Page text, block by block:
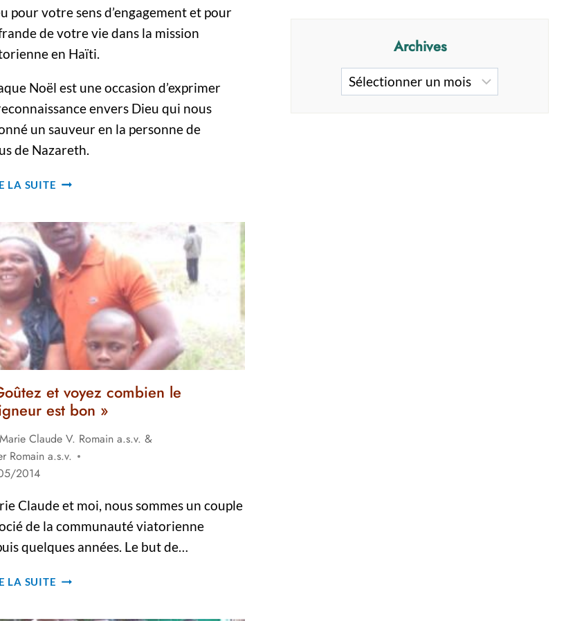
pour votre sens d’engagement et pour
de votre vie dans la mission
en Haïti.
Noël est une occasion d’exprimer
envers Dieu qui nous
un sauveur en la personne de
de Nazareth.
LA SUITE JOIE
–
CONFIANCE
et voyez combien le
est bon »
Marie Claude V. Romain a.s.v. &
Romain a.s.v.
2014
Claude et moi, nous sommes un couple
de la communauté viatorienne
quelques années. Le but de…
LA SUITE « GOÛTEZ
Archives
Archives